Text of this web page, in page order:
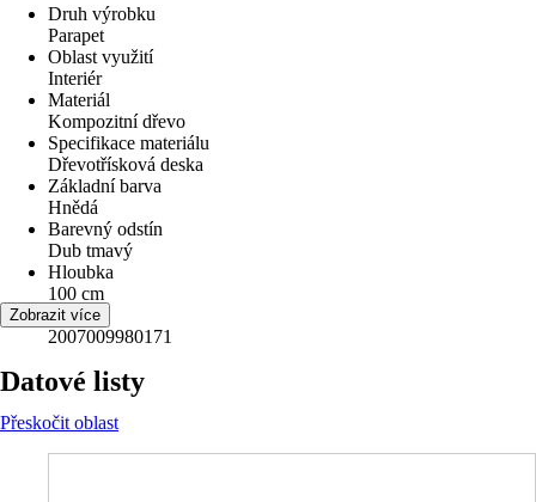
Druh výrobku
Parapet
Oblast využití
Interiér
Materiál
Kompozitní dřevo
Specifikace materiálu
Dřevotřísková deska
Základní barva
Hnědá
Barevný odstín
Dub tmavý
Hloubka
100 cm
EAN
2007009980171
Zobrazit více
Datové listy
Přeskočit oblast